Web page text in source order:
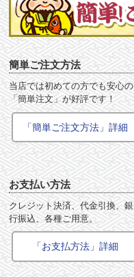
簡単ご注文方法
当店では初めての方でも安心の
「簡単注文」が好評です！
「簡単ご注文方法」詳細
お支払い方法
クレジット決済、代金引換、銀
行振込、各種ご用意。
「お支払方法」詳細